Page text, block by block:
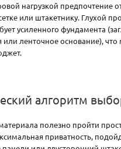
нагрузкой предпочтение
или штакетнику. Глухой
усиленного фундамента
ленточное основание), что
алгоритм
полезно пройти
приватность,